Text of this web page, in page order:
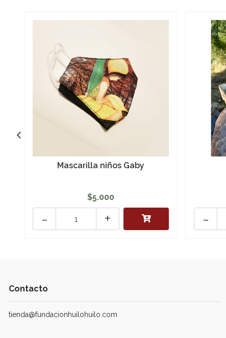
Mascarilla niños Gaby
$5.000
+
- -
Contacto
tienda@fundacionhuilohuilo.com